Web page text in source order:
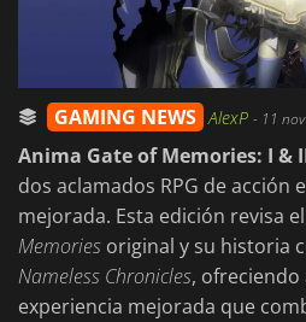
GAMING NEWS AlexP - 11
Anima Gate of Memories: I &
dos aclamados RPG de acción
mejorada. Esta edición revisa
Memories original y su historia
Nameless Chronicles, ofreciendo
experiencia mejorada que